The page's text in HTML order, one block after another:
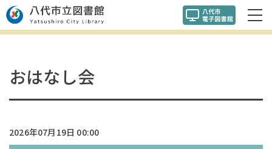
おはなし会
2026年07月19日 00:00